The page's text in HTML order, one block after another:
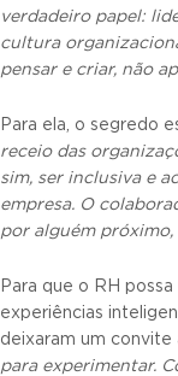
verdadeiro papel:
cultura
pensar e criar, não
Para ela, o segredo
receio das
sim, ser inclusiva e
empresa. O
por alguém próximo,
Para que o RH
experiências
deixaram um convite
para experimentar.